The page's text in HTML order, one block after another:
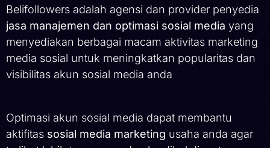
Belifollowers adalah agensi dan provider penyedia
jasa manajemen dan optimasi sosial media yang
menyediakan berbagai macam aktivitas marketing
media sosial untuk meningkatkan popularitas dan
visibilitas akun sosial media anda
Optimasi akun sosial media dapat membantu
aktifitas sosial media marketing usaha anda agar